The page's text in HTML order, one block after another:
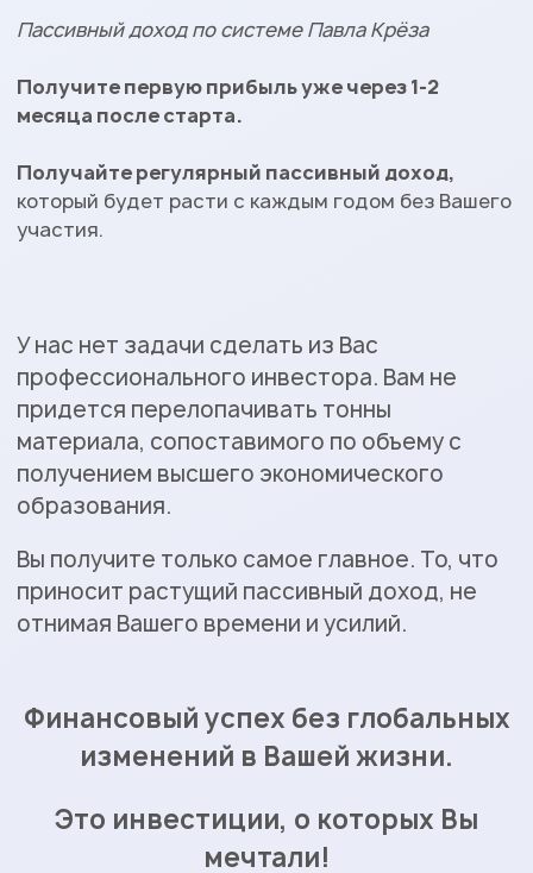
Пассивный доход по системе Павла Крёза
Получите первую прибыль уже через 1-2
месяца после старта.
Получайте регулярный пассивный доход,
который будет расти с каждым годом без Вашего
участия.
У нас нет задачи сделать из Вас
профессионального инвестора. Вам не
придется перелопачивать тонны
материала, сопоставимого по объему с
получением высшего экономического
образования.
Вы получите только самое главное. То, что
приносит растущий пассивный доход, не
отнимая Вашего времени и усилий.
Финансовый успех без глобальных
изменений в Вашей жизни.
Это инвестиции, о которых Вы
мечтали!